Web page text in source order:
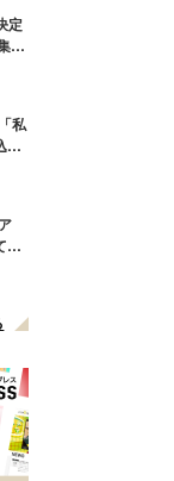
定
ま
私
ん
い